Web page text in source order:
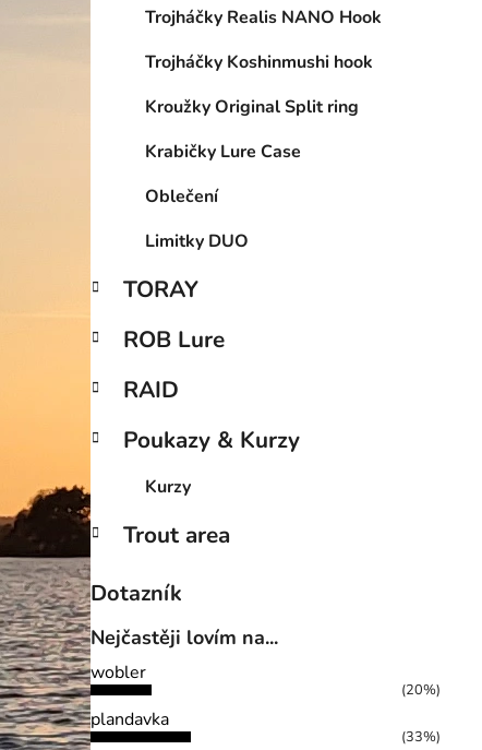
Trojháčky Realis NANO Hook
Trojháčky Koshinmushi hook
Kroužky Original Split ring
Krabičky Lure Case
Oblečení
Limitky DUO
TORAY
ROB Lure
RAID
Poukazy & Kurzy
Kurzy
Trout area
Dotazník
Nejčastěji lovím na...
wobler
(20%)
plandavka
(33%)